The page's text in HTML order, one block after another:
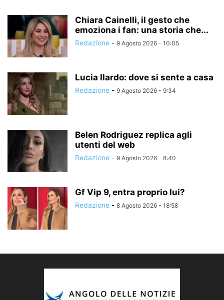
Chiara Cainelli, il gesto che
emoziona i fan: una storia che...
Redazione - 9 Agosto 2026 - 10:05
Lucia Ilardo: dove si sente a casa
Redazione - 9 Agosto 2026 - 9:34
Belen Rodriguez replica agli
utenti del web
Redazione - 9 Agosto 2026 - 8:40
Gf Vip 9, entra proprio lui?
Redazione - 8 Agosto 2026 - 18:58